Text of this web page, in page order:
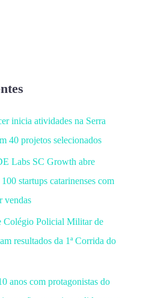
inicia atividades na Serra
40 projetos selecionados
Labs SC Growth abre
startups catarinenses com
vendas
Colégio Policial Militar de
resultados da 1ª Corrida do
anos com protagonistas do